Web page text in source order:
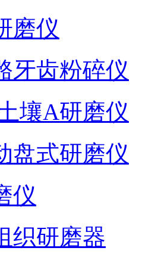
磨仪
牙齿粉碎仪
壤A研磨仪
盘式研磨仪
仪
织研磨器